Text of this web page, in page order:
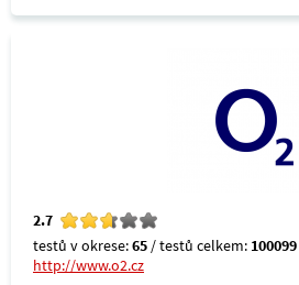
2.7
testů v okrese:65 / testů celkem: 100099
http://www.o2.cz